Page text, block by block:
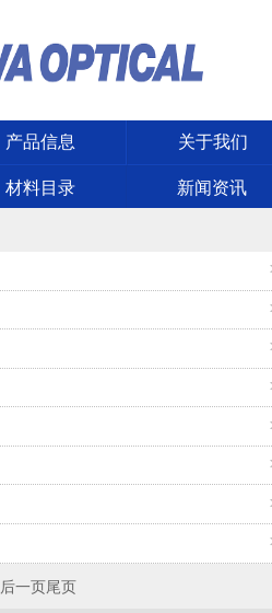
产品信息 关于我们
材料目录 新闻资讯
后一页尾页